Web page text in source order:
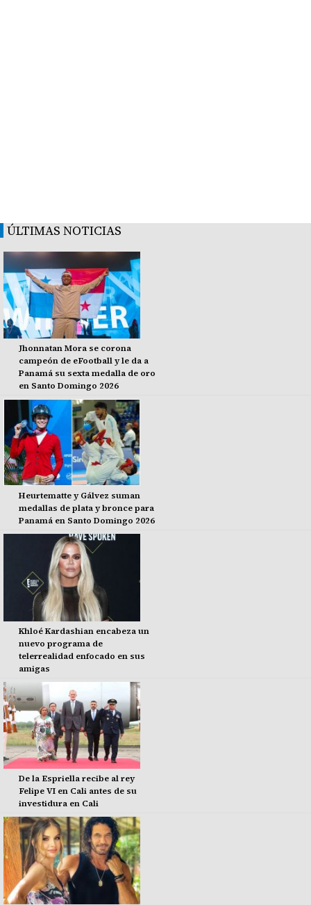
ÚLTIMAS NOTICIAS
Jhonnatan Mora se corona
campeón de eFootball y le da a
Panamá su sexta medalla de oro
en Santo Domingo 2026
Heurtematte y Gálvez suman
medallas de plata y bronce para
Panamá en Santo Domingo 2026
Khloé Kardashian encabeza un
nuevo programa de
telerrealidad enfocado en sus
amigas
De la Espriella recibe al rey
Felipe VI en Cali antes de su
investidura en Cali